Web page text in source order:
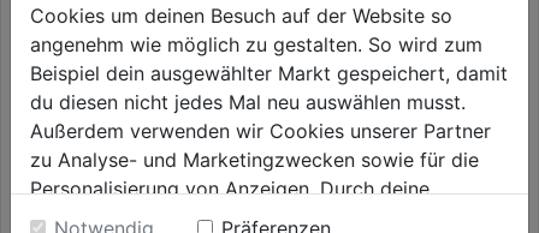
Blindnietbohrer HSS SB
(0)
0.0
von
3,59€
Metallbohrer HSS-G
THUNDERWEB DIN 338,
4,0x75 mm, HSS-G, 2er
0.0 (0)
0.0
von
4,19€
Cookies um deinen Besuch auf der Website so
angenehm wie möglich zu gestalten. So wird zum
Beispiel dein ausgewählter Markt gespeichert, damit
du diesen nicht jedes Mal neu auswählen musst.
Außerdem verwenden wir Cookies unserer Partner
zu Analyse- und Marketingzwecken sowie für die
Personalisierung von Anzeigen. Durch deine
Einwilligung werden die Daten von Drittanbieter,
Notwendig
Präferenzen